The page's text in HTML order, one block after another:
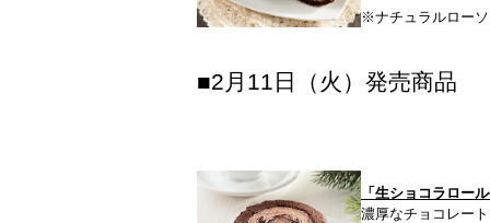
※ナチュラルロー
■2月11日（火）発売商品
「生ショコラロー
濃厚なチョコレー